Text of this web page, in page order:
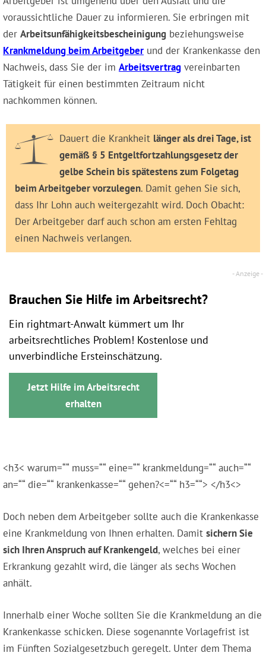
voraussichtliche Dauer zu informieren. Sie erbringen mit
der Arbeitsunfähigkeitsbescheinigung beziehungsweise
Krankmeldung beim Arbeitgeber und der Krankenkasse den
Nachweis, dass Sie der im Arbeitsvertrag vereinbarten
Tätigkeit für einen bestimmten Zeitraum nicht
nachkommen können.
Dauert die Krankheit länger als drei Tage, ist
gemäß § 5 Entgeltfortzahlungsgesetz der
gelbe Schein bis spätestens zum Folgetag
beim Arbeitgeber vorzulegen. Damit gehen Sie sich,
dass Ihr Lohn auch weitergezahlt wird. Doch Obacht:
Der Arbeitgeber darf auch schon am ersten Fehltag
einen Nachweis verlangen.
Brauchen Sie Hilfe im Arbeitsrecht?
Ein rightmart-Anwalt kümmert um Ihr
arbeitsrechtliches Problem! Kostenlose und
unverbindliche Ersteinschätzung.
Jetzt Hilfe im Arbeitsrecht
erhalten
<h3< warum=““ muss=““ eine=““ krankmeldung=““ auch=““
an=““ die=““ krankenkasse=““ gehen?<=““ h3=““> </h3<>
Doch neben dem Arbeitgeber sollte auch die Krankenkasse
eine Krankmeldung von Ihnen erhalten. Damit sichern Sie
sich Ihren Anspruch auf Krankengeld, welches bei einer
Erkrankung gezahlt wird, die länger als sechs Wochen
anhält.
Innerhalb einer Woche sollten Sie die Krankmeldung an die
Krankenkasse schicken. Diese sogenannte Vorlagefrist ist
im Fünften Sozialgesetzbuch geregelt. Unter dem Thema